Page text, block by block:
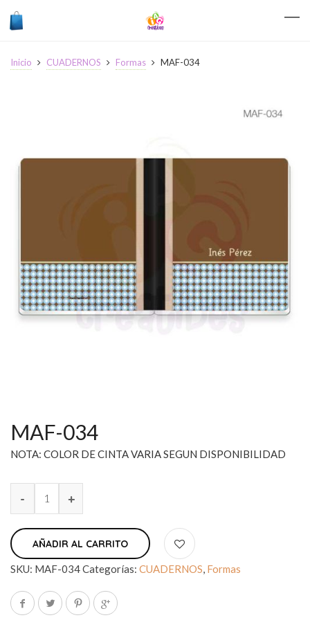
Inicio CUADERNOS Formas MAF-034
MAF-034
NOTA: COLOR DE CINTA VARIA SEGUN DISPONIBILIDAD
AÑADIR AL CARRITO
SKU: MAF-034Categorías: CUADERNOS, Formas